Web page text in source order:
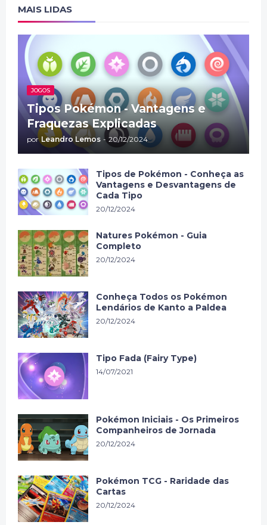
MAIS LIDAS
JOGOS
Tipos Pokémon - Vantagens e
Fraquezas Explicadas
por Leandro Lemos - 20/12/2024
Tipos de Pokémon - Conheça as
Vantagens e Desvantagens de
Cada Tipo
20/12/2024
Natures Pokémon - Guia
Completo
20/12/2024
Conheça Todos os Pokémon
Lendários de Kanto a Paldea
20/12/2024
Tipo Fada (Fairy Type)
14/07/2021
Pokémon Iniciais - Os Primeiros
Companheiros de Jornada
20/12/2024
Pokémon TCG - Raridade das
Cartas
20/12/2024